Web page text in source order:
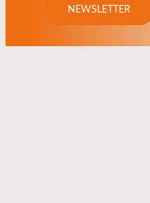
NEWSLETTER